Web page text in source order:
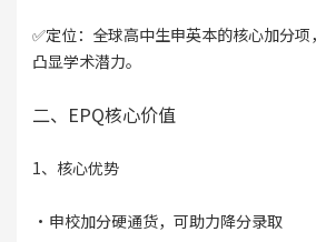
✅定位：全球高中生申英本的核心加分
凸显学术潜力。
二、EPQ核心价值
1、核心优势
·申校加分硬通货，可助力降分录取